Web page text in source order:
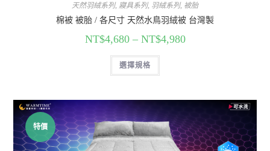
天然羽絨系列, 寢具系列, 羽絨系列, 被胎
棉被 被胎 / 各尺寸 天然水鳥羽絨被 台灣製
NT$4,680– NT$4,980
選擇規格
特價